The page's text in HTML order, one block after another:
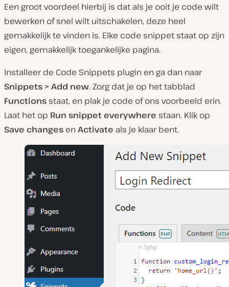
Een groot voordeel hierbij is dat als je ooit je code wilt
bewerken of snel wilt uitschakelen, deze heel
gemakkelijk te vinden is. Elke code snippet staat op zijn
eigen, gemakkelijk toegankelijke pagina.
Installeer de Code Snippets plugin en ga dan naar
Snippets > Add new. Zorg dat je op het tabblad
Functions staat, en plak je code of ons voorbeeld erin.
Laat het op Run snippet everywhere staan. Klik op
Save changes enActivate als je klaar bent.